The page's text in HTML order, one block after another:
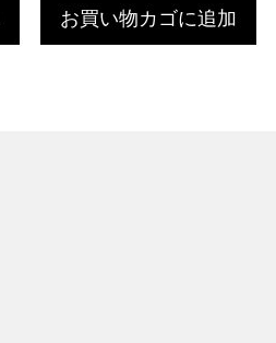
お買い物カゴに追加